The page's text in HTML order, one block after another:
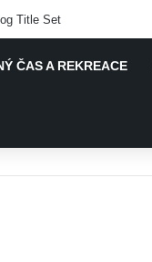
ČAS A REKREACE